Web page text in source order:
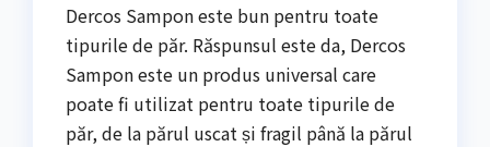
Dercos Sampon este bun pentru toate
tipurile de păr. Răspunsul este da, Dercos
Sampon este un produs universal care
poate fi utilizat pentru toate tipurile de
păr, de la părul uscat și fragil până la părul